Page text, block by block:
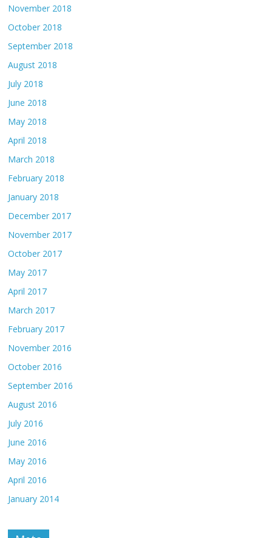
November 2018
October 2018
September 2018
August 2018
July 2018
June 2018
May 2018
April 2018
March 2018
February 2018
January 2018
December 2017
November 2017
October 2017
May 2017
April 2017
March 2017
February 2017
November 2016
October 2016
September 2016
August 2016
July 2016
June 2016
May 2016
April 2016
January 2014